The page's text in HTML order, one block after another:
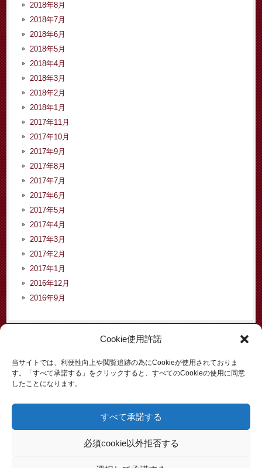
Cookie使用許諾
当サイトでは、利便性向上や閲覧追跡の為にCookieが使用されておりま
す。「すべて承諾する」をクリックすると、すべてのCookieの使用に同意
したことになります。
すべて承諾する
必須cookie以外拒否する
2018年8月
2018年7月
2018年6月
2018年5月
2018年4月
2018年3月
2018年2月
2018年1月
2017年11月
2017年10月
2017年9月
2017年8月
2017年7月
2017年6月
2017年5月
2017年4月
2017年3月
2017年2月
2017年1月
2016年12月
2016年9月
お知らせ